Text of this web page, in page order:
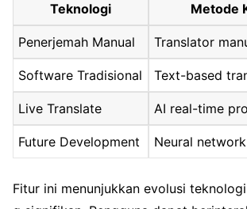
Teknologi Metode
Penerjemah Manual Translator
Software Tradisional Text-based
Live Translate AI real-time
Future Development Neural
Fitur ini menunjukkan evolusi